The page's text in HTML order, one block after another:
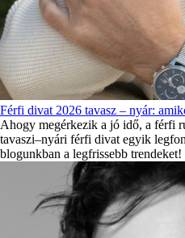
Férfi divat 2026 tavasz – nyár:
Ahogy megérkezik a jó idő, a férfi
tavaszi–nyári férfi divat egyik
blogunkban a legfrissebb trendeket!